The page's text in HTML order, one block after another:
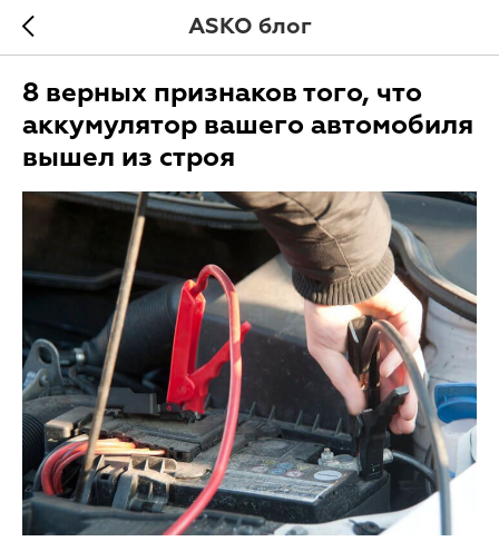
ASKO блог
8 верных признаков того, что
аккумулятор вашего автомобиля
вышел из строя